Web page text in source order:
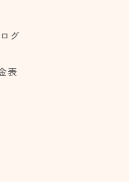
グ
表
びは大丈夫？矯正はいつから？年
】永久歯の歯並
から？年齢別の